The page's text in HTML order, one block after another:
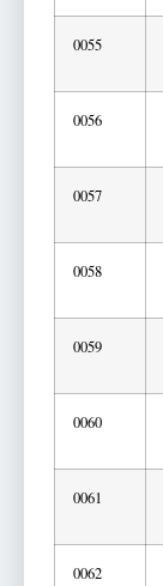
0055
0056
0057
0058
0059
0060
0061
0062